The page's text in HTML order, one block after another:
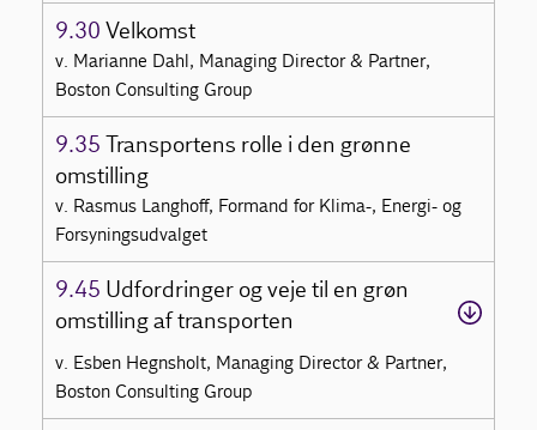
9.30 Velkomst
v. Marianne Dahl, Managing Director & Partner,
Boston Consulting Group
9.35 Transportens rolle i den grønne
omstilling
v. Rasmus Langhoff, Formand for Klima-, Energi- og
Forsyningsudvalget
9.45 Udfordringer og veje til en grøn
omstilling af transporten
v. Esben Hegnsholt, Managing Director & Partner,
Boston Consulting Group